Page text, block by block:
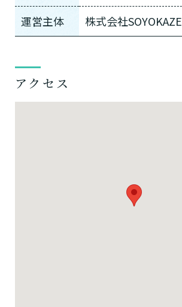
運営主体 株式会社SOYOKAZE
アクセス